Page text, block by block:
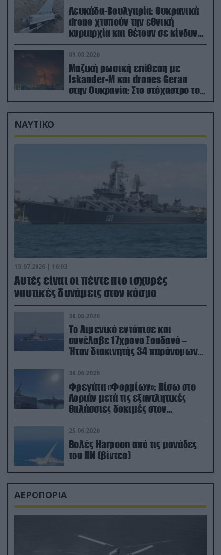
Λευκάδα-Βουλγαρία: Ουκρανικά
drone χτυπούν την εθνική
κυριαρχία και θέτουν σε κίνδυνο
οικονομίες χωρών του ΝΑΤΟ
09.08.2026
Μαζική ρωσική επίθεση με
Iskander-M και drones Geran
στην Ουκρανία: Στο στόχαστρο το
εργοστάσιο των Flamingo
ΝΑΥΤΙΚΟ
15.07.2026 | 16:03
Aυτές είναι οι πέντε πιο ισχυρές
ναυτικές δυνάμεις στον κόσμο
30.06.2026
Το Λιμενικό εντόπισε και
συνέλαβε 17χρονο Σουδανό –
Ήταν διακινητής 34 παράνομων
μεταναστών
30.06.2026
Φρεγάτα «Φορμίων»: Πίσω στο
Λοριάν μετά τις εξαντλητικές
θαλάσσιες δοκιμές στον
απαιτητικό Βισκαϊκό
25.06.2026
Βολές Harpoon από τις μονάδες
του ΠΝ (βίντεο)
ΑΕΡΟΠΟΡΙΑ